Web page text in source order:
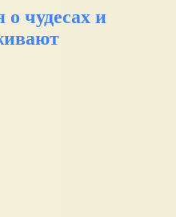
чудесах и